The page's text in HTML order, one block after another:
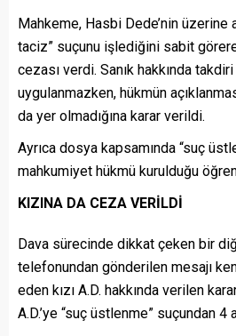
Mahkeme, Hasbi Dede’nin üzerine
taciz” suçunu işlediğini sabit
cezası verdi. Sanık hakkında
uygulanmazken, hükmün
da yer olmadığına karar verildi.
Ayrıca dosya kapsamında “suç
mahkumiyet hükmü kurulduğu
KIZINA DA CEZA VERİLDİ
Dava sürecinde dikkat çeken bir
telefonundan gönderilen mesajı
eden kızı A.D. hakkında verilen
A.D.’ye “suç üstlenme” suçundan